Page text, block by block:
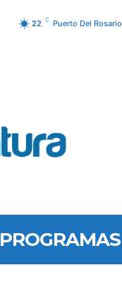
22 C Puerto Del Rosario
PROGRAMAS